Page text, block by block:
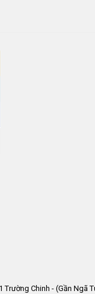
Chinh - (Gần Ngã